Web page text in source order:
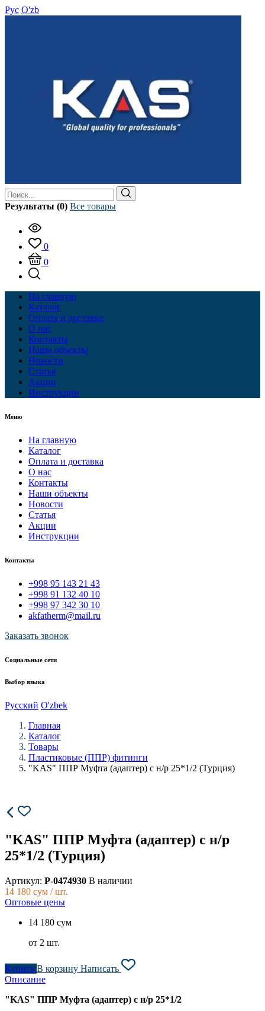
Рус O'zb
Результаты (0) Все товары
0
0
На главную
Каталог
Оплата и доставка
О нас
Контакты
Наши объекты
Новости
Статья
Акции
Инструкции
Меню
На главную
Каталог
Оплата и доставка
О нас
Контакты
Наши объекты
Новости
Статья
Акции
Инструкции
Контакты
+998 95 143 21 43
+998 91 132 40 10
+998 97 342 30 10
akfatherm@mail.ru
Заказать звонок
Социальные сети
Выбор языка
Русский O'zbek
Главная
Каталог
Товары
Пластиковые (ППР) фитинги
"KAS" ППР Муфта (адаптер) с н/р 25*1/2 (Турция)
"KAS" ППР Муфта (адаптер) с н/р
25*1/2 (Турция)
Артикул: P-0474930 В наличии
14 180 сум / шт.
Оптовые цены
14 180 сум
от 2 шт.
Купить В корзину Написать
Описание
"KAS" ППР Муфта (адаптер) с н/р 25*1/2